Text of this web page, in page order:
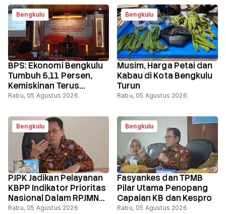
Bengkulu
BPS: Ekonomi Bengkulu
Tumbuh 5,11 Persen,
Kemiskinan Terus
Menurun
Rabu, 05 Agustus 2026
Bengkulu
Musim, Harga Petai dan
Kabau di Kota Bengkulu
Turun
Rabu, 05 Agustus 2026
Bengkulu
PJPK Jadikan Pelayanan
KBPP Indikator Prioritas
Nasional Dalam RPJMN
2025 – 2029
Rabu, 05 Agustus 2026
Bengkulu
Fasyankes dan TPMB
Pilar Utama Penopang
Capaian KB dan Kespro
Rabu, 05 Agustus 2026